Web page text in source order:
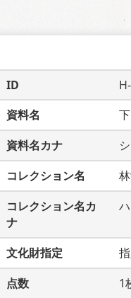
ID
資料名
資料名カナ
コレクション名
コレクション名カ
ナ
文化財指定
点数
1